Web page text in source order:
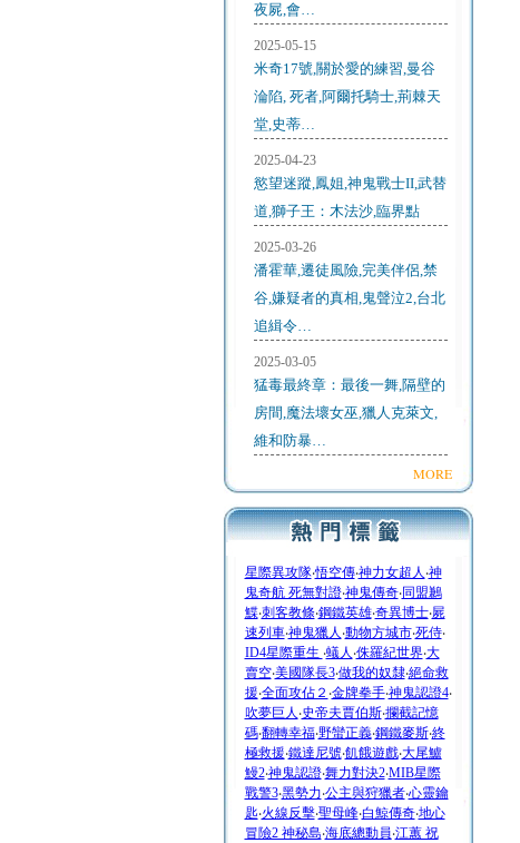
夜屍,會…
2025-05-15
米奇17號,關於愛的練習,曼谷
淪陷, 死者,阿爾托騎士,荊棘天
堂,史蒂…
2025-04-23
慾望迷蹤,鳳姐,神鬼戰士II,武替
道,獅子王：木法沙,臨界點
2025-03-26
潘霍華,遷徒風險,完美伴侶,禁
谷,嫌疑者的真相,鬼聲泣2,台北
追緝令…
2025-03-05
猛毒最終章：最後一舞,隔壁的
房間,魔法壞女巫,獵人克萊文,
維和防暴…
MORE
星際異攻隊‧悟空傳‧神力女超人 ‧神
鬼奇航 死無對證‧神鬼傳奇‧同盟鶼
鰈‧刺客教條‧鋼鐵英雄‧奇異博士‧屍
速列車‧神鬼獵人 ‧動物方城市‧死侍‧
ID4星際重生 ‧蟻人 ‧侏羅紀世界‧大
賣空‧美國隊長3‧做我的奴隸‧絕命救
援‧全面攻佔２ ‧金牌拳手‧神鬼認證4‧
吹夢巨人 ‧史帝夫賈伯斯‧攔截記憶
碼‧翻轉幸福‧野蠻正義‧鋼鐵麥斯‧終
極救援‧鐵達尼號‧飢餓遊戲‧大尾鱸
鰻2‧神鬼認證‧舞力對決2‧MIB星際
戰警3‧黑勢力‧公主與狩獵者‧心靈鑰
匙‧火線反擊‧聖母峰‧白鯨傳奇‧地心
冒險2 神秘島‧海底總動員‧江蕙 祝